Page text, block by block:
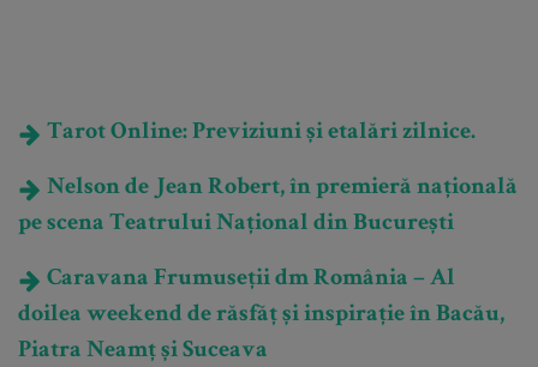
Tarot Online: Previziuni și etalări zilnice.
Nelson de Jean Robert, în premieră națională
pe scena Teatrului Național din București
Caravana Frumuseții dm România – Al
doilea weekend de răsfăț și inspirație în Bacău,
Piatra Neamț și Suceava